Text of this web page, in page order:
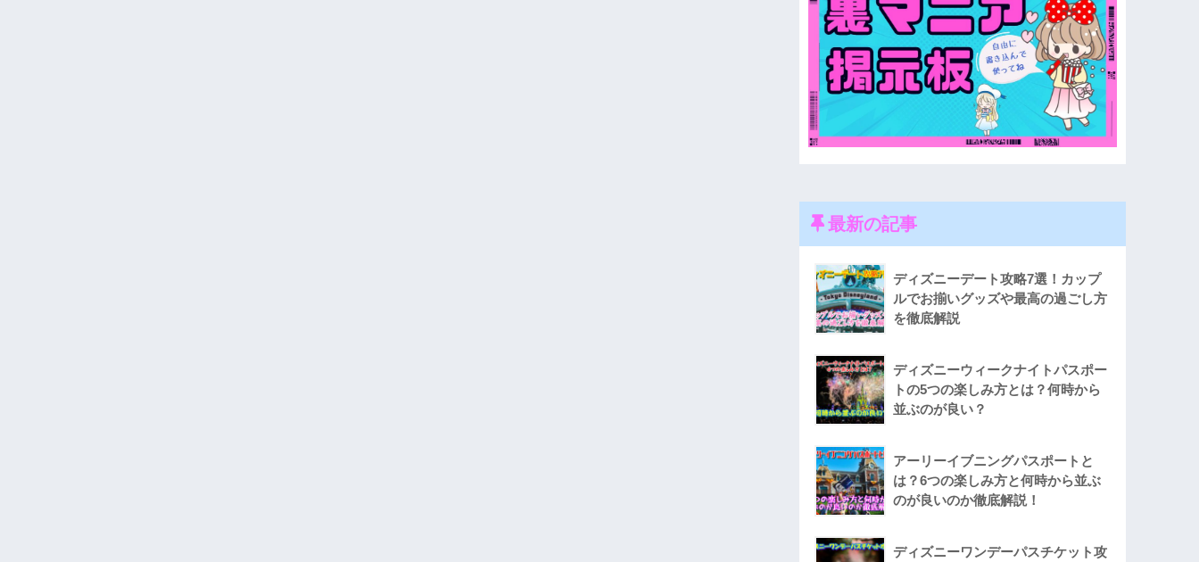
最新の記事
ディズニーデート攻略7選！カップ
ルでお揃いグッズや最高の過ごし方
を徹底解説
ディズニーウィークナイトパスポー
トの5つの楽しみ方とは？何時から
並ぶのが良い？
アーリーイブニングパスポートと
は？6つの楽しみ方と何時から並ぶ
のが良いのか徹底解説！
ディズニーワンデーパスチケット攻